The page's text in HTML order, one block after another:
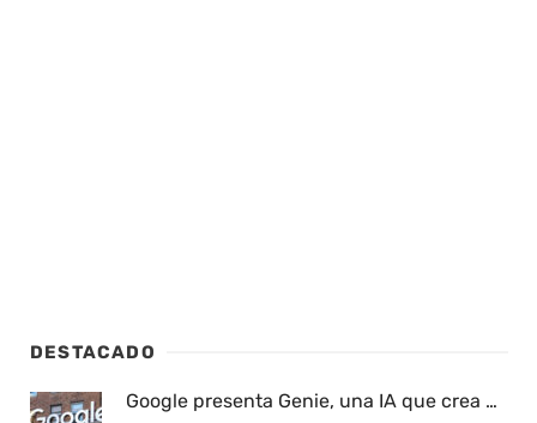
DESTACADO
Google presenta Genie, una IA que crea …